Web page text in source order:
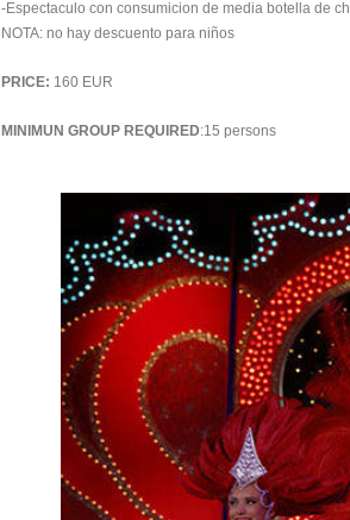
-Espectaculo con consumicion de media botella de
NOTA: no hay descuento para niños
PRICE: 160 EUR
MINIMUN GROUP REQUIRED:15 persons